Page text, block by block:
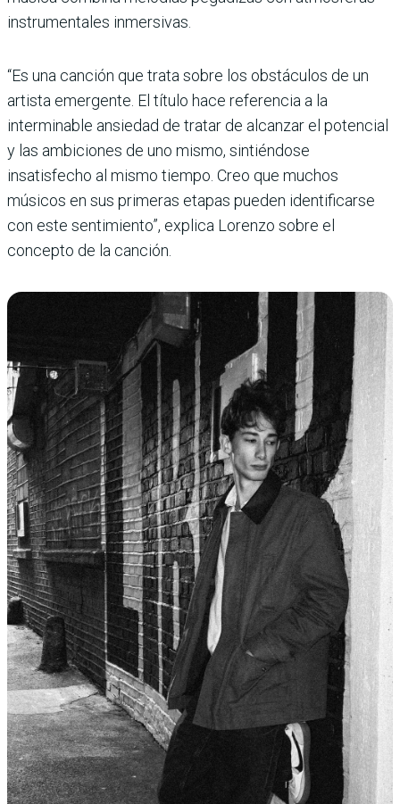
instrumentales inmersivas.
“Es una canción que trata sobre los obstáculos de un
artista emergente. El título hace referencia a la
interminable ansiedad de tratar de alcanzar el potencial
y las ambiciones de uno mismo, sintiéndose
insatisfecho al mismo tiempo. Creo que muchos
músicos en sus primeras etapas pueden identificarse
con este sentimiento”, explica Lorenzo sobre el
concepto de la canción.